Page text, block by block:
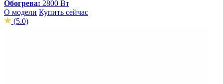
Обогрева: 2800 Вт
О модели Купить сейчас
(5.0)